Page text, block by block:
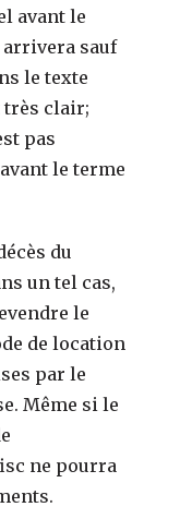
avant le
sauf
le texte
très clair;
pas
le terme
du
un tel cas,
le
de location
par le
Même si le
ne pourra